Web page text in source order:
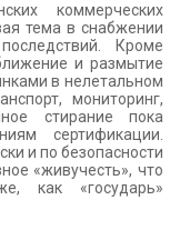
коммерческих
тема в снабжении
Кроме
и размытие
в нелетальном
мониторинг,
стирание пока
сертификации.
и по безопасности
«живучесть», что
как «государь»